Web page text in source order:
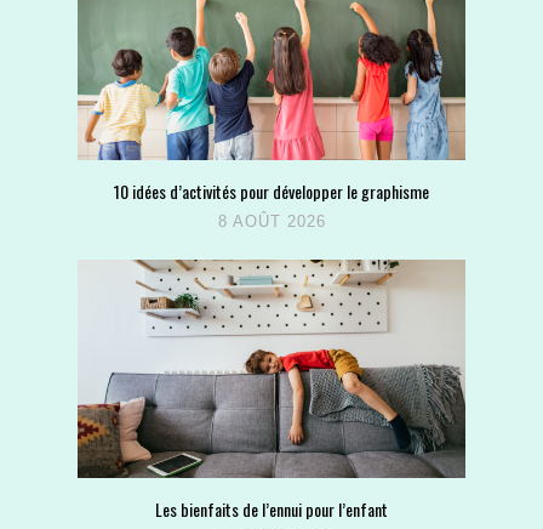
10 idées d’activités pour développer le graphisme
8 AOÛT 2026
Les bienfaits de l’ennui pour l’enfant